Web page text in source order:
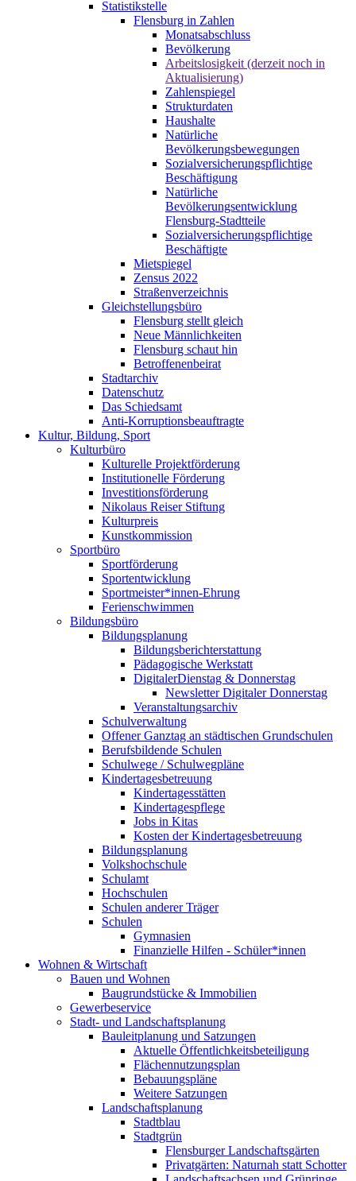
Statistikstelle
Flensburg in Zahlen
Monatsabschluss
Bevölkerung
Arbeitslosigkeit (derzeit noch in
Aktualisierung)
Zahlenspiegel
Strukturdaten
Haushalte
Natürliche
Bevölkerungsbewegungen
Sozialversicherungspflichtige
Beschäftigung
Natürliche
Bevölkerungsentwicklung
Flensburg-Stadtteile
Sozialversicherungspflichtige
Beschäftigte
Mietspiegel
Zensus 2022
Straßenverzeichnis
Gleichstellungsbüro
Flensburg stellt gleich
Neue Männlichkeiten
Flensburg schaut hin
Betroffenenbeirat
Stadtarchiv
Datenschutz
Das Schiedsamt
Anti-Korruptionsbeauftragte
Kultur, Bildung, Sport
Kulturbüro
Kulturelle Projektförderung
Institutionelle Förderung
Investitionsförderung
Nikolaus Reiser Stiftung
Kulturpreis
Kunstkommission
Sportbüro
Sportförderung
Sportentwicklung
Sportmeister*innen-Ehrung
Ferienschwimmen
Bildungsbüro
Bildungsplanung
Bildungsberichterstattung
Pädagogische Werkstatt
DigitalerDienstag & Donnerstag
Newsletter Digitaler Donnerstag
Veranstaltungsarchiv
Schulverwaltung
Offener Ganztag an städtischen Grundschulen
Berufsbildende Schulen
Schulwege / Schulwegpläne
Kindertagesbetreuung
Kindertagesstätten
Kindertagespflege
Jobs in Kitas
Kosten der Kindertagesbetreuung
Bildungsplanung
Volkshochschule
Schulamt
Hochschulen
Schulen anderer Träger
Schulen
Gymnasien
Finanzielle Hilfen - Schüler*innen
Wohnen & Wirtschaft
Bauen und Wohnen
Baugrundstücke & Immobilien
Gewerbeservice
Stadt- und Landschaftsplanung
Bauleitplanung und Satzungen
Aktuelle Öffentlichkeitsbeteiligung
Flächennutzungsplan
Bebauungspläne
Weitere Satzungen
Landschaftsplanung
Stadtblau
Stadtgrün
Flensburger Landschaftsgärten
Privatgärten: Naturnah statt Schotter